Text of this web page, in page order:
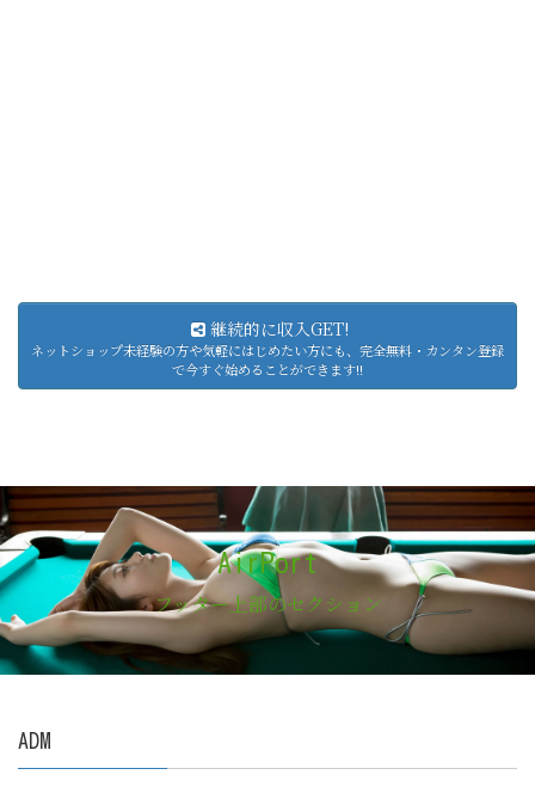
継続的に収入GET!
ネットショップ未経験の方や気軽にはじめたい方にも、完全無料・カンタン登録
で今すぐ始めることができます!!
AirPort
フッター上部のセクション
ADM